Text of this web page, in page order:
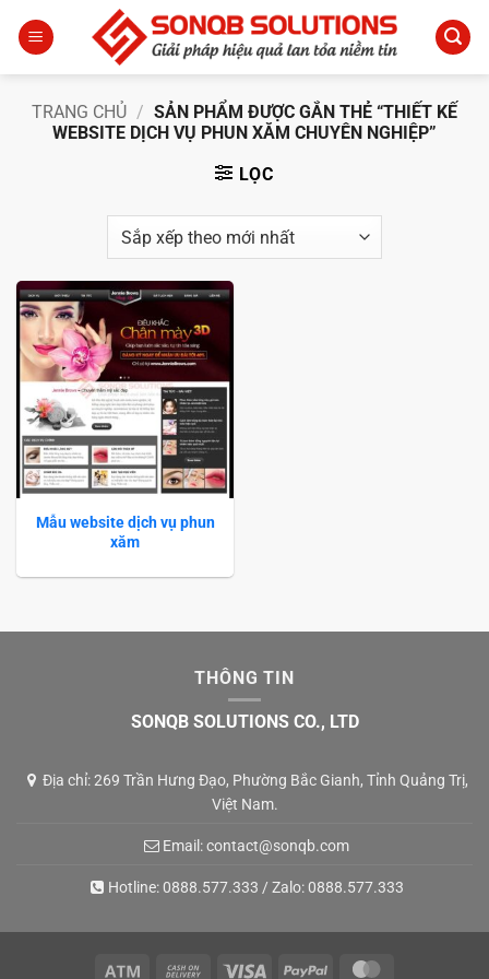
qua
TRANG CHỦ / SẢN PHẨM ĐƯỢC GẮN THẺ “THIẾT KẾ
WEBSITE DỊCH VỤ PHUN XĂM CHUYÊN NGHIỆP”
LỌC
Mẫu website dịch vụ phun
xăm
THÔNG TIN
SONQB SOLUTIONS CO., LTD
Địa chỉ: 269 Trần Hưng Đạo, Phường Bắc Gianh, Tỉnh Quảng Trị,
Việt Nam.
Email:contact@sonqb.com
Hotline:0888.577.333 / Zalo:0888.577.333
Atm Cash Visa PayPal